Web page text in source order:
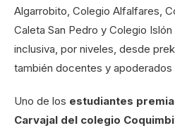
Algarrobito, Colegio Alfalfares,
Caleta San Pedro y Colegio
inclusiva, por niveles, desde
también docentes y
Uno de los estudiantes
Carvajal del colegio